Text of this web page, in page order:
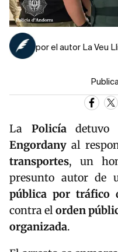
por el autor La Veu
La Policíadetuvo
Engordany al
transportes, un
presunto autor de
pública por tráfico
contra elorden
organizada.